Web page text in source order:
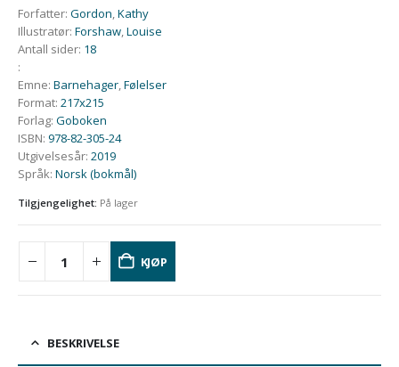
Forfatter: Gordon,Kathy
Illustratør: Forshaw,Louise
Antall sider: 18
:
Emne: Barnehager,Følelser
Format: 217x215
Forlag: Goboken
ISBN: 978-82-305-24
Utgivelsesår: 2019
Språk: Norsk (bokmål)
Tilgjengelighet: På lager
KJØP
BESKRIVELSE